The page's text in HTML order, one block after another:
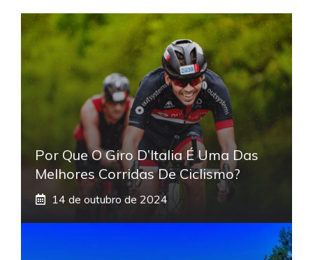
Por Que O Giro D’Italia É Uma Das
Melhores Corridas De Ciclismo?
14 de outubro de 2024